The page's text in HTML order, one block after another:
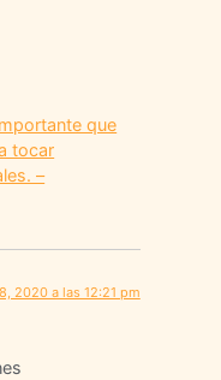
que
tocar
–
2020 a las 12:21 pm